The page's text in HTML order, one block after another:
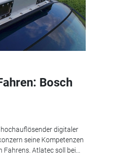
Bosch
digitaler
seine Kompetenzen
Atlatec soll bei...